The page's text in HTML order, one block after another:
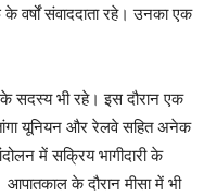
वर्षों संवाददाता रहे। उनका एक
सदस्य भी रहे। इस दौरान एक
यूनियन और रेलवे सहित अनेक
में सक्रिय भागीदारी के
के दौरान मीसा में भी